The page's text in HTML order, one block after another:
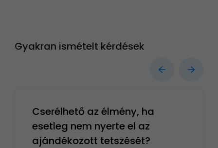
Gyakran ismételt kérdések
Cserélhető az élmény, ha
esetleg nem nyerte el az
ajándékozott tetszését?